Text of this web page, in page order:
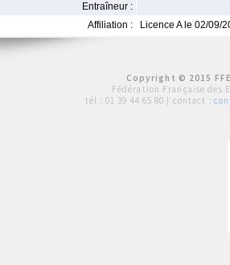
Entraîneur :
Affiliation :
Licence A le 02/09/
Copyright © 2015
Fédération Française des
tél : 01 39 44 65 80 | contact :